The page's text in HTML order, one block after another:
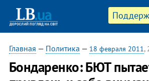
Главная — Политика — 18 февраля 2011,
Бондаренко: БЮТ